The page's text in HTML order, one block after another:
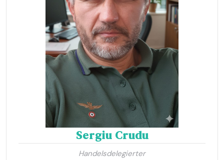
Sergiu Crudu
Handelsdelegierter